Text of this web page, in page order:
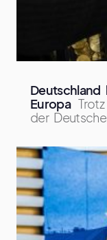
Europa
der